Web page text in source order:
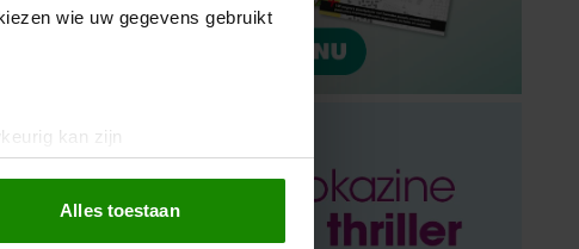
wie uw gegevens gebruikt
kan zijn
(fingerprinting)
Alles toestaan